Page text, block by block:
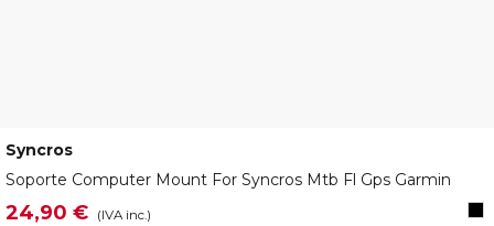
Syncros
Soporte Computer Mount For Syncros Mtb Fl Gps Garmin
24,90 € (IVA inc.)